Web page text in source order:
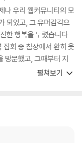
나 우리 웹커뮤니티의 모
되었고, 그 유머감각으
한 행복을 누렸습니다.
집회 중 침상에서 환히 웃
방문했고, 그때부터 지
하여 가장 많이 기도해주
펼쳐보기